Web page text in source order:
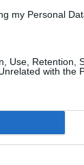
my Personal
Use, Retention,
with the
bringt es nichts.
Hierzu
Highend sind
ingame oder